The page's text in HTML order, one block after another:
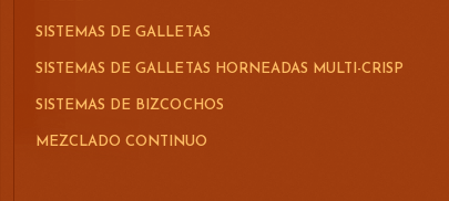
SISTEMAS DE GALLETAS
SISTEMAS DE GALLETAS HORNEADAS MULTI-CRISP
SISTEMAS DE BIZCOCHOS
MEZCLADO CONTINUO